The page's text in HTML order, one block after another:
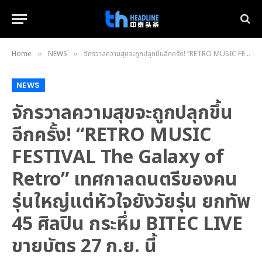
Home » NEWS » จักรวาลความสุขจะถูกปลุกขึ้นอีกครั้ง! “RETRO MUSIC FESTIVAL The Galaxy of Retro” เทศกาลดนตรีของคนรุ่นใหญ่แต่หัวใจยังวัยรุ่น ยกทัพ 45 ศิลปิน กระหึ่ม BITEC LIVE ขายบัตร 27 ก.ย. นี้
NEWS
จักรวาลความสุขจะถูกปลุกขึ้น
อีกครั้ง! “RETRO MUSIC
FESTIVAL The Galaxy of
Retro” เทศกาลดนตรีของคน
รุ่นใหญ่แต่หัวใจยังวัยรุ่น ยกทัพ
45 ศิลปิน กระหึ่ม BITEC LIVE
ขายบัตร 27 ก.ย. นี้